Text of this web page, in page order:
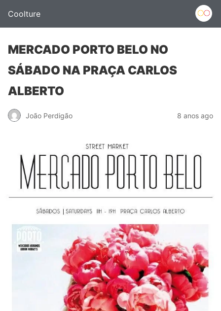
Coolture
MERCADO PORTO BELO NO
SÁBADO NA PRAÇA CARLOS
ALBERTO
João Perdigão 8 anos ago